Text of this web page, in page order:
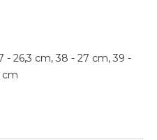
- 26,3 cm, 38 - 27 cm, 39 -
cm